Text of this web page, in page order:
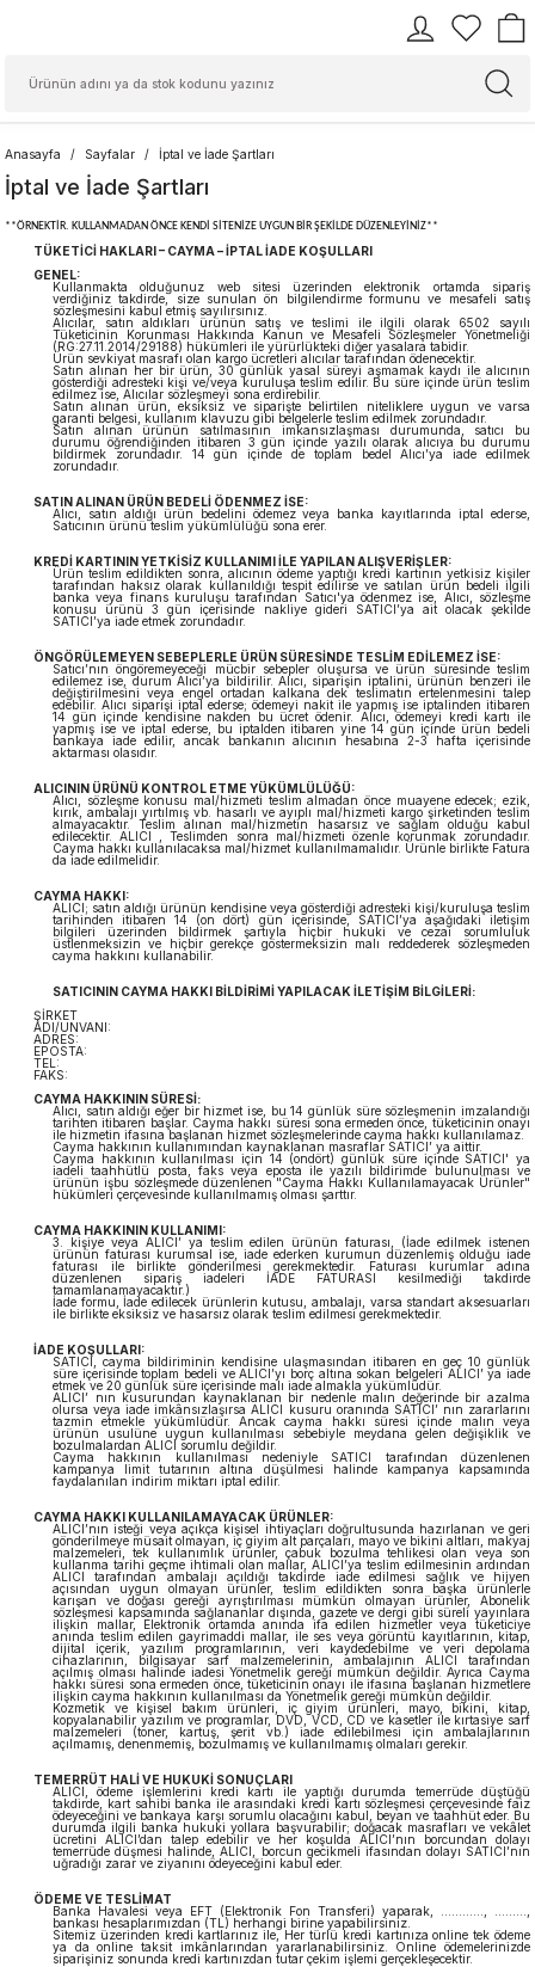
Anasayfa Sayfalar İptal ve İade Şartları
İptal ve İade Şartları
**ÖRNEKTİR. KULLANMADAN ÖNCE KENDİ SİTENİZE UYGUN BİR ŞEKİLDE DÜZENLEYİNİZ**
TÜKETİCİ HAKLARI – CAYMA – İPTAL İADE KOŞULLARI
GENEL:
Kullanmakta olduğunuz web sitesi üzerinden elektronik ortamda sipariş
verdiğiniz takdirde, size sunulan ön bilgilendirme formunu ve mesafeli satış
sözleşmesini kabul etmiş sayılırsınız.
Alıcılar, satın aldıkları ürünün satış ve teslimi ile ilgili olarak 6502 sayılı
Tüketicinin Korunması Hakkında Kanun ve Mesafeli Sözleşmeler Yönetmeliği
(RG:27.11.2014/29188) hükümleri ile yürürlükteki diğer yasalara tabidir.
Ürün sevkiyat masrafı olan kargo ücretleri alıcılar tarafından ödenecektir.
Satın alınan her bir ürün, 30 günlük yasal süreyi aşmamak kaydı ile alıcının
gösterdiği adresteki kişi ve/veya kuruluşa teslim edilir. Bu süre içinde ürün teslim
edilmez ise, Alıcılar sözleşmeyi sona erdirebilir.
Satın alınan ürün, eksiksiz ve siparişte belirtilen niteliklere uygun ve varsa
garanti belgesi, kullanım klavuzu gibi belgelerle teslim edilmek zorundadır.
Satın alınan ürünün satılmasının imkansızlaşması durumunda, satıcı bu
durumu öğrendiğinden itibaren 3 gün içinde yazılı olarak alıcıya bu durumu
bildirmek zorundadır. 14 gün içinde de toplam bedel Alıcı’ya iade edilmek
zorundadır.
SATIN ALINAN ÜRÜN BEDELİ ÖDENMEZ İSE:
Alıcı, satın aldığı ürün bedelini ödemez veya banka kayıtlarında iptal ederse,
Satıcının ürünü teslim yükümlülüğü sona erer.
KREDİ KARTININ YETKİSİZ KULLANIMI İLE YAPILAN ALIŞVERİŞLER:
Ürün teslim edildikten sonra, alıcının ödeme yaptığı kredi kartının yetkisiz kişiler
tarafından haksız olarak kullanıldığı tespit edilirse ve satılan ürün bedeli ilgili
banka veya finans kuruluşu tarafından Satıcı'ya ödenmez ise, Alıcı, sözleşme
konusu ürünü 3 gün içerisinde nakliye gideri SATICI’ya ait olacak şekilde
SATICI’ya iade etmek zorundadır.
ÖNGÖRÜLEMEYEN SEBEPLERLE ÜRÜN SÜRESİNDE TESLİM EDİLEMEZ İSE:
Satıcı’nın öngöremeyeceği mücbir sebepler oluşursa ve ürün süresinde teslim
edilemez ise, durum Alıcı’ya bildirilir. Alıcı, siparişin iptalini, ürünün benzeri ile
değiştirilmesini veya engel ortadan kalkana dek teslimatın ertelenmesini talep
edebilir. Alıcı siparişi iptal ederse; ödemeyi nakit ile yapmış ise iptalinden itibaren
14 gün içinde kendisine nakden bu ücret ödenir. Alıcı, ödemeyi kredi kartı ile
yapmış ise ve iptal ederse, bu iptalden itibaren yine 14 gün içinde ürün bedeli
bankaya iade edilir, ancak bankanın alıcının hesabına 2-3 hafta içerisinde
aktarması olasıdır.
ALICININ ÜRÜNÜ KONTROL ETME YÜKÜMLÜLÜĞÜ:
Alıcı, sözleşme konusu mal/hizmeti teslim almadan önce muayene edecek; ezik,
kırık, ambalajı yırtılmış vb. hasarlı ve ayıplı mal/hizmeti kargo şirketinden teslim
almayacaktır. Teslim alınan mal/hizmetin hasarsız ve sağlam olduğu kabul
edilecektir. ALICI , Teslimden sonra mal/hizmeti özenle korunmak zorundadır.
Cayma hakkı kullanılacaksa mal/hizmet kullanılmamalıdır. Ürünle birlikte Fatura
da iade edilmelidir.
CAYMA HAKKI:
ALICI; satın aldığı ürünün kendisine veya gösterdiği adresteki kişi/kuruluşa teslim
tarihinden itibaren 14 (on dört) gün içerisinde, SATICI’ya aşağıdaki iletişim
bilgileri üzerinden bildirmek şartıyla hiçbir hukuki ve cezai sorumluluk
üstlenmeksizin ve hiçbir gerekçe göstermeksizin malı reddederek sözleşmeden
cayma hakkını kullanabilir.
SATICININ CAYMA HAKKI BİLDİRİMİ YAPILACAK İLETİŞİM BİLGİLERİ:
ŞİRKET
ADI/UNVANI:
ADRES:
EPOSTA:
TEL:
FAKS:
CAYMA HAKKININ SÜRESİ:
Alıcı, satın aldığı eğer bir hizmet ise, bu 14 günlük süre sözleşmenin imzalandığı
tarihten itibaren başlar. Cayma hakkı süresi sona ermeden önce, tüketicinin onayı
ile hizmetin ifasına başlanan hizmet sözleşmelerinde cayma hakkı kullanılamaz.
Cayma hakkının kullanımından kaynaklanan masraflar SATICI’ ya aittir.
Cayma hakkının kullanılması için 14 (ondört) günlük süre içinde SATICI' ya
iadeli taahhütlü posta, faks veya eposta ile yazılı bildirimde bulunulması ve
ürünün işbu sözleşmede düzenlenen "Cayma Hakkı Kullanılamayacak Ürünler"
hükümleri çerçevesinde kullanılmamış olması şarttır.
CAYMA HAKKININ KULLANIMI:
3. kişiye veya ALICI’ ya teslim edilen ürünün faturası, (İade edilmek istenen
ürünün faturası kurumsal ise, iade ederken kurumun düzenlemiş olduğu iade
faturası ile birlikte gönderilmesi gerekmektedir. Faturası kurumlar adına
düzenlenen sipariş iadeleri İADE FATURASI kesilmediği takdirde
tamamlanamayacaktır.)
İade formu, İade edilecek ürünlerin kutusu, ambalajı, varsa standart aksesuarları
ile birlikte eksiksiz ve hasarsız olarak teslim edilmesi gerekmektedir.
İADE KOŞULLARI:
SATICI, cayma bildiriminin kendisine ulaşmasından itibaren en geç 10 günlük
süre içerisinde toplam bedeli ve ALICI’yı borç altına sokan belgeleri ALICI’ ya iade
etmek ve 20 günlük süre içerisinde malı iade almakla yükümlüdür.
ALICI’ nın kusurundan kaynaklanan bir nedenle malın değerinde bir azalma
olursa veya iade imkânsızlaşırsa ALICI kusuru oranında SATICI’ nın zararlarını
tazmin etmekle yükümlüdür. Ancak cayma hakkı süresi içinde malın veya
ürünün usulüne uygun kullanılması sebebiyle meydana gelen değişiklik ve
bozulmalardan ALICI sorumlu değildir.
Cayma hakkının kullanılması nedeniyle SATICI tarafından düzenlenen
kampanya limit tutarının altına düşülmesi halinde kampanya kapsamında
faydalanılan indirim miktarı iptal edilir.
CAYMA HAKKI KULLANILAMAYACAK ÜRÜNLER:
ALICI’nın isteği veya açıkça kişisel ihtiyaçları doğrultusunda hazırlanan ve geri
gönderilmeye müsait olmayan, iç giyim alt parçaları, mayo ve bikini altları, makyaj
malzemeleri, tek kullanımlık ürünler, çabuk bozulma tehlikesi olan veya son
kullanma tarihi geçme ihtimali olan mallar, ALICI’ya teslim edilmesinin ardından
ALICI tarafından ambalajı açıldığı takdirde iade edilmesi sağlık ve hijyen
açısından uygun olmayan ürünler, teslim edildikten sonra başka ürünlerle
karışan ve doğası gereği ayrıştırılması mümkün olmayan ürünler, Abonelik
sözleşmesi kapsamında sağlananlar dışında, gazete ve dergi gibi süreli yayınlara
ilişkin mallar, Elektronik ortamda anında ifa edilen hizmetler veya tüketiciye
anında teslim edilen gayrimaddi mallar, ile ses veya görüntü kayıtlarının, kitap,
dijital içerik, yazılım programlarının, veri kaydedebilme ve veri depolama
cihazlarının, bilgisayar sarf malzemelerinin, ambalajının ALICI tarafından
açılmış olması halinde iadesi Yönetmelik gereği mümkün değildir. Ayrıca Cayma
hakkı süresi sona ermeden önce, tüketicinin onayı ile ifasına başlanan hizmetlere
ilişkin cayma hakkının kullanılması da Yönetmelik gereği mümkün değildir.
Kozmetik ve kişisel bakım ürünleri, iç giyim ürünleri, mayo, bikini, kitap,
kopyalanabilir yazılım ve programlar, DVD, VCD, CD ve kasetler ile kırtasiye sarf
malzemeleri (toner, kartuş, şerit vb.) iade edilebilmesi için ambalajlarının
açılmamış, denenmemiş, bozulmamış ve kullanılmamış olmaları gerekir.
TEMERRÜT HALİ VE HUKUKİ SONUÇLARI
ALICI, ödeme işlemlerini kredi kartı ile yaptığı durumda temerrüde düştüğü
takdirde, kart sahibi banka ile arasındaki kredi kartı sözleşmesi çerçevesinde faiz
ödeyeceğini ve bankaya karşı sorumlu olacağını kabul, beyan ve taahhüt eder. Bu
durumda ilgili banka hukuki yollara başvurabilir; doğacak masrafları ve vekâlet
ücretini ALICI’dan talep edebilir ve her koşulda ALICI’nın borcundan dolayı
temerrüde düşmesi halinde, ALICI, borcun gecikmeli ifasından dolayı SATICI’nın
uğradığı zarar ve ziyanını ödeyeceğini kabul eder.
ÖDEME VE TESLİMAT
Banka Havalesi veya EFT (Elektronik Fon Transferi) yaparak, ............, .........,
bankası hesaplarımızdan (TL) herhangi birine yapabilirsiniz.
Sitemiz üzerinden kredi kartlarınız ile, Her türlü kredi kartınıza online tek ödeme
ya da online taksit imkânlarından yararlanabilirsiniz. Online ödemelerinizde
siparişiniz sonunda kredi kartınızdan tutar çekim işlemi gerçekleşecektir.